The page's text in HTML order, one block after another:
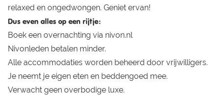
relaxed en ongedwongen. Geniet ervan!
Dus even alles op een rijtje:
Boek een overnachting via nivon.nl
Nivonleden betalen minder.
Alle accommodaties worden beheerd door vrijwilligers.
Je neemt je eigen eten en beddengoed mee.
Verwacht geen overbodige luxe.